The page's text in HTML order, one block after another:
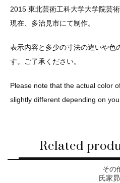
2015 東北芸術工科大学大学院芸
現在、多治見市にて制作。
表示内容と多少の寸法の違いや色
す。ご了承ください。
Please note that the actual color
slightly different depending on
Related
その
氏家